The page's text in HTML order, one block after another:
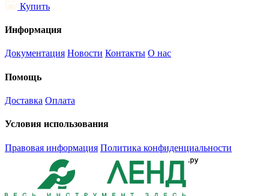
Купить
Информация
Документация Новости Контакты О нас
Помощь
Доставка Оплата
Условия использования
Правовая информация Политика конфиденциальности